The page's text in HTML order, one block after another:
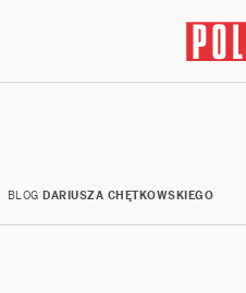
BLOG DARIUSZA CHĘTKOWSKIEGO